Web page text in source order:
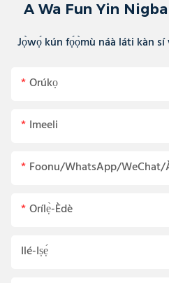
A Wa Fun Yin
Jọ̀wọ́ kún fọ́ọ̀mù náà láti kàn
Orúkọ
Imeeli
Foonu/WhatsApp/WeChat/
Orílẹ̀-Èdè
Ilé-Iṣẹ́